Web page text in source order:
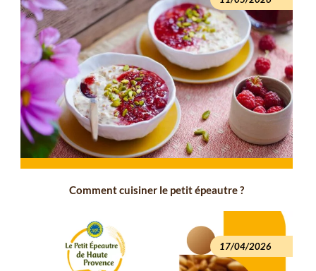
Comment cuisiner le petit épeautre ?
17/04/2026